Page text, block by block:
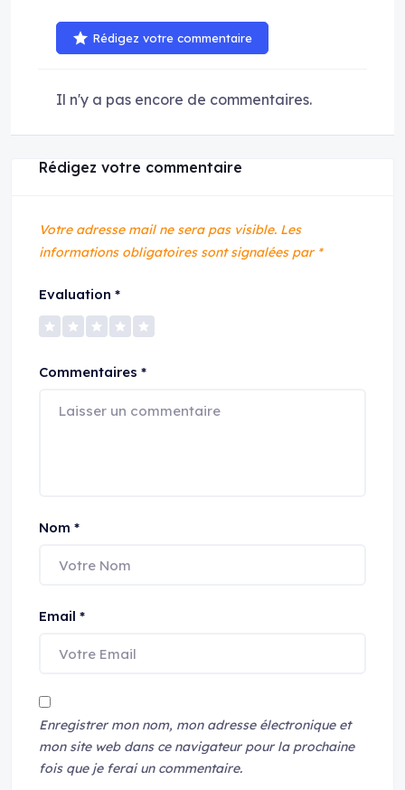
Rédigez votre commentaire
Il n'y a pas encore de commentaires.
Rédigez votre commentaire
Votre adresse mail ne sera pas visible. Les
informations obligatoires sont signalées par *
Evaluation *
Commentaires *
Nom *
Email *
Enregistrer mon nom, mon adresse électronique et
mon site web dans ce navigateur pour la prochaine
fois que je ferai un commentaire.